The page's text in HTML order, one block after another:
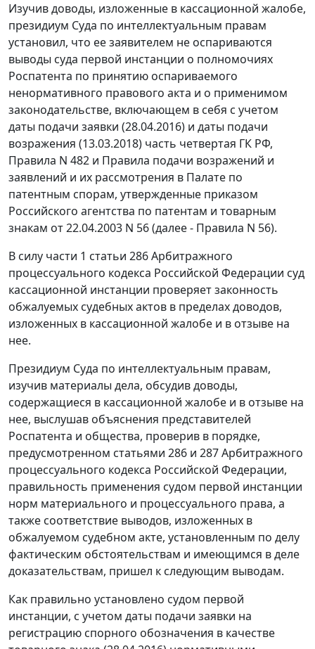
Изучив доводы, изложенные в кассационной жалобе,
президиум Суда по интеллектуальным правам
установил, что ее заявителем не оспариваются
выводы суда первой инстанции о полномочиях
Роспатента по принятию оспариваемого
ненормативного правового акта и о применимом
законодательстве, включающем в себя с учетом
даты подачи заявки (28.04.2016) и даты подачи
возражения (13.03.2018) часть четвертая ГК РФ,
Правила N 482 и Правила подачи возражений и
заявлений и их рассмотрения в Палате по
патентным спорам, утвержденные приказом
Российского агентства по патентам и товарным
знакам от 22.04.2003 N 56 (далее - Правила N 56).
В силу части 1 статьи 286 Арбитражного
процессуального кодекса Российской Федерации суд
кассационной инстанции проверяет законность
обжалуемых судебных актов в пределах доводов,
изложенных в кассационной жалобе и в отзыве на
нее.
Президиум Суда по интеллектуальным правам,
изучив материалы дела, обсудив доводы,
содержащиеся в кассационной жалобе и в отзыве на
нее, выслушав объяснения представителей
Роспатента и общества, проверив в порядке,
предусмотренном статьями 286 и 287 Арбитражного
процессуального кодекса Российской Федерации,
правильность применения судом первой инстанции
норм материального и процессуального права, а
также соответствие выводов, изложенных в
обжалуемом судебном акте, установленным по делу
фактическим обстоятельствам и имеющимся в деле
доказательствам, пришел к следующим выводам.
Как правильно установлено судом первой
инстанции, с учетом даты подачи заявки на
регистрацию спорного обозначения в качестве